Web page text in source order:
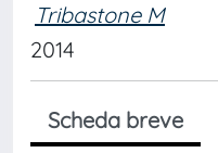
Tribastone M
2014
Scheda breve